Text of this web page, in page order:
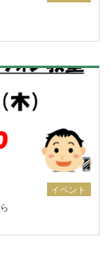
イベント